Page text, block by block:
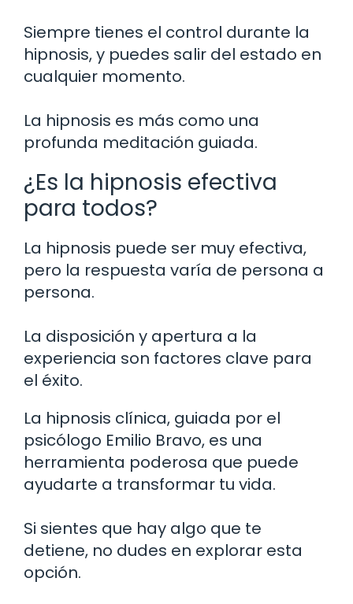
Siempre tienes el control durante la
hipnosis, y puedes salir del estado en
cualquier momento.
La hipnosis es más como una
profunda meditación guiada.
¿Es la hipnosis efectiva
para todos?
La hipnosis puede ser muy efectiva,
pero la respuesta varía de persona a
persona.
La disposición y apertura a la
experiencia son factores clave para
el éxito.
La hipnosis clínica, guiada por el
psicólogo Emilio Bravo, es una
herramienta poderosa que puede
ayudarte a transformar tu vida.
Si sientes que hay algo que te
detiene, no dudes en explorar esta
opción.